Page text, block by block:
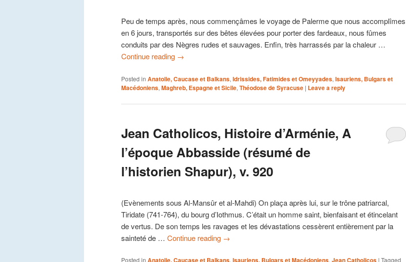
Peu de temps après, nous commençâmes le voyage de Palerme que nous accomplîmes
en 6 jours, transportés sur des bêtes élevées pour porter des fardeaux, nous fûmes
conduits par des Nègres rudes et sauvages. Enfin, très harrassés par la chaleur …
Continue reading →
Posted in Anatolie, Caucase et Balkans, Idrissides, Fatimides et Omeyyades, Isauriens, Bulgars et
Macédoniens, Maghreb, Espagne et Sicile, Théodose de Syracuse | Leave a reply
Jean Catholicos, Histoire d’Arménie, A
l’époque Abbasside (résumé de
l’historien Shapur), v. 920
(Evènements sous Al-Mansûr et al-Mahdi) On plaça après lui, sur le trône patriarcal,
Tiridate (741-764), du bourg d’Iothmus. C’était un homme saint, bienfaisant et étincelant
de vertus. De son temps les ravages et les dévastations cessèrent entièrement par la
sainteté de … Continue reading →
Posted in Anatolie, Caucase et Balkans, Isauriens, Bulgars et Macédoniens, Jean Catholicos | Tagged